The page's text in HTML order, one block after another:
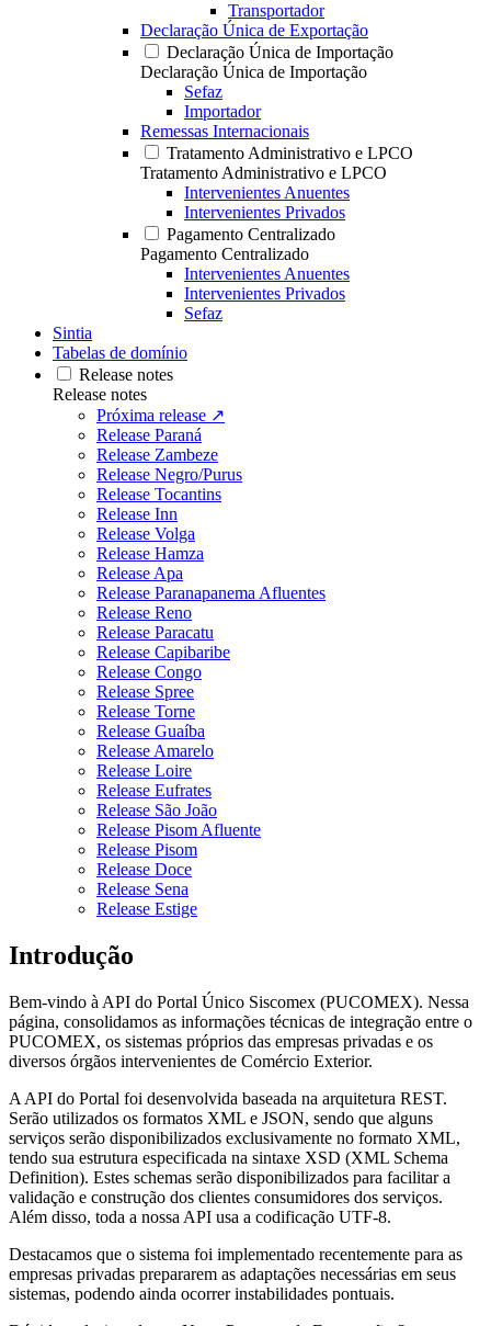
Transportador
Declaração Única de Exportação
Declaração Única de Importação
Declaração Única de Importação
Sefaz
Importador
Remessas Internacionais
Tratamento Administrativo e LPCO
Tratamento Administrativo e LPCO
Intervenientes Anuentes
Intervenientes Privados
Pagamento Centralizado
Pagamento Centralizado
Intervenientes Anuentes
Intervenientes Privados
Sefaz
Sintia
Tabelas de domínio
Release notes
Release notes
Próxima release ↗
Release Paraná
Release Zambeze
Release Negro/Purus
Release Tocantins
Release Inn
Release Volga
Release Hamza
Release Apa
Release Paranapanema Afluentes
Release Reno
Release Paracatu
Release Capibaribe
Release Congo
Release Spree
Release Torne
Release Guaíba
Release Amarelo
Release Loire
Release Eufrates
Release São João
Release Pisom Afluente
Release Pisom
Release Doce
Release Sena
Release Estige
Introdução
Bem-vindo à API do Portal Único Siscomex (PUCOMEX). Nessa
página, consolidamos as informações técnicas de integração entre o
PUCOMEX, os sistemas próprios das empresas privadas e os
diversos órgãos intervenientes de Comércio Exterior.
A API do Portal foi desenvolvida baseada na arquitetura REST.
Serão utilizados os formatos XML e JSON, sendo que alguns
serviços serão disponibilizados exclusivamente no formato XML,
tendo sua estrutura especificada na sintaxe XSD (XML Schema
Definition). Estes schemas serão disponibilizados para facilitar a
validação e construção dos clientes consumidores dos serviços.
Além disso, toda a nossa API usa a codificação UTF-8.
Destacamos que o sistema foi implementado recentemente para as
empresas privadas prepararem as adaptações necessárias em seus
sistemas, podendo ainda ocorrer instabilidades pontuais.